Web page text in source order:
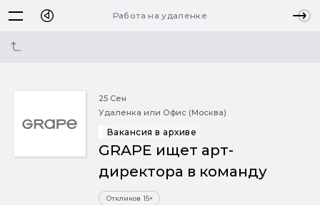
Работа на удаленке
25 Сен
Удаленка или Офис (Москва)
Вакансия в архиве
GRAPE ищет арт-
директора в команду
Откликов 15+